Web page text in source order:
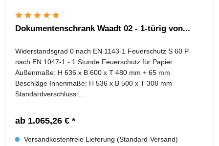
Dokumentenschrank Waadt 02 - 1-türig von...
Widerstandsgrad 0 nach EN 1143-1 Feuerschutz S 60 P
nach EN 1047-1 - 1 Stunde Feuerschutz für Papier
Außenmaße: H 636 x B 600 x T 480 mm + 65 mm
Beschläge Innenmaße: H 536 x B 500 x T 308 mm
Standardverschluss:...
ab 1.065,26 € *
Versandkostenfreie Lieferung (Standard-Versand)